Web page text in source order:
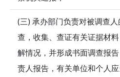
(三) 承办部门负责对被调查
查，收集、查证有关证据材
解情况，并形成书面调查报
责人报告，有关单位和个人